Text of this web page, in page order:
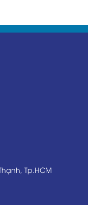
Tp.HCM